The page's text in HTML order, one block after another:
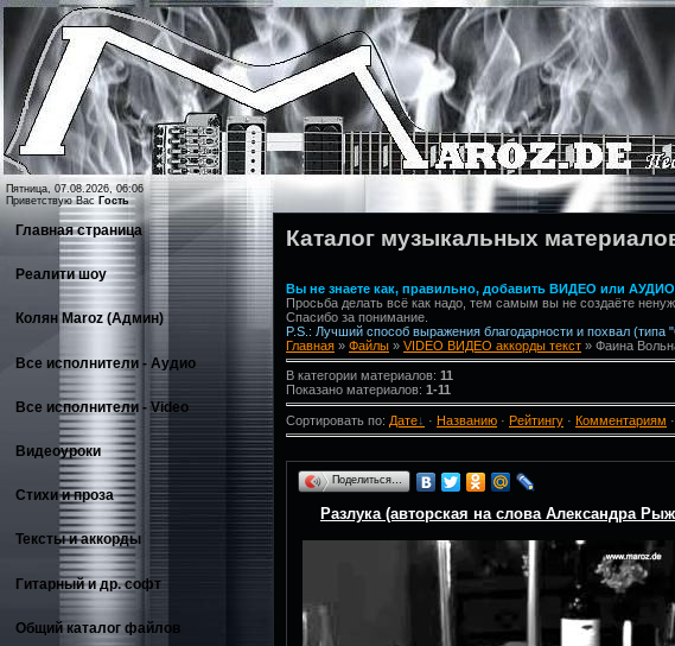
Пятница, 07.08.2026, 06:06
Приветствую Вас Гость
Главная страница
Реалити шоу
Колян Maroz (Админ)
Все исполнители - Аудио
Все исполнители - Video
Видеоуроки
Стихи и проза
Тексты и аккорды
Гитарный и др. софт
Общий каталог файлов
Каталог музыкальных
Вы не знаете как, правильно, добавить ВИДЕО или
Просьба делать всё как надо, тем самым вы не создаёте
Спасибо за понимание.
P.S.: Лучший способ выражения благодарности и похвал
Главная » Файлы » VIDEO ВИДЕО аккорды текст » Фаина
В категории материалов: 11
Показано материалов: 1-11
Сортировать по: Дате · Названию · Рейтингу · Комментариям ·
Поделиться…
Разлука (авторская на слова Александра